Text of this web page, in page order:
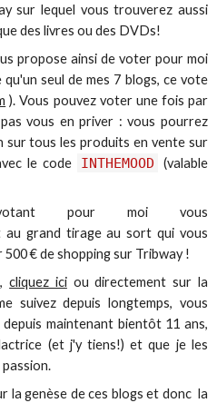
sur lequel vous trouverez aussi
des livres ou des DVDs!
propose ainsi de voter pour moi
seul de mes 7 blogs, ce vote
). Vous pouvez voter une fois par
vous en priver : vous pourrez
sur tous les produits en vente sur
le code
INTHEMOOD
(valable
pour moi vous
au grand tirage au sort qui vous
€ de shopping sur Tribway !
cliquez iciou directement sur la
suivez depuis longtemps, vous
maintenant bientôt 11 ans,
(et j'y tiens!) et que je les
la genèse de ces blogs et donc la